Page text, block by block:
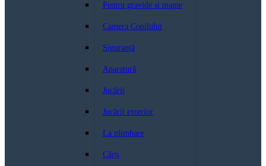
Pentru gravide si mame
Camera Copilului
Siguranță
Aparatură
Jucării
Jucării exterior
La plimbare
Cărți